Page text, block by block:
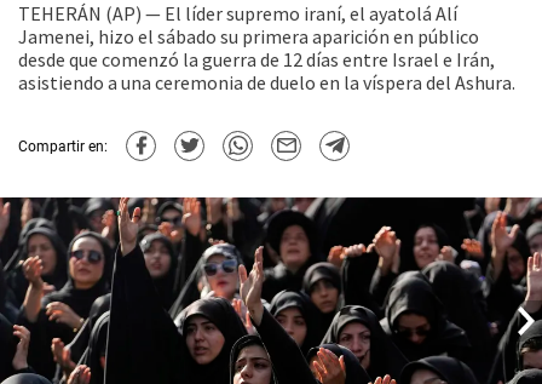
TEHERÁN (AP) — El líder supremo iraní, el ayatolá Alí
Jamenei, hizo el sábado su primera aparición en público
desde que comenzó la guerra de 12 días entre Israel e Irán,
asistiendo a una ceremonia de duelo en la víspera del Ashura.
Compartir en: